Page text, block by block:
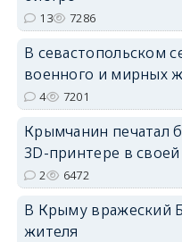
13 7286
В севастопольском
военного и мирных
4 7201
Крымчанин печатал
3D-принтере в
2 6472
В Крыму вражеский
жителя